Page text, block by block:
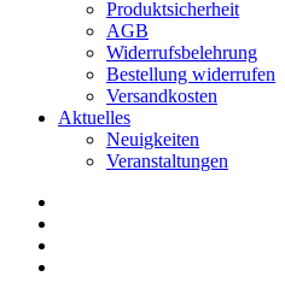
Produktsicherheit
AGB
Widerrufsbelehrung
Bestellung widerrufen
Versandkosten
Aktuelles
Neuigkeiten
Veranstaltungen